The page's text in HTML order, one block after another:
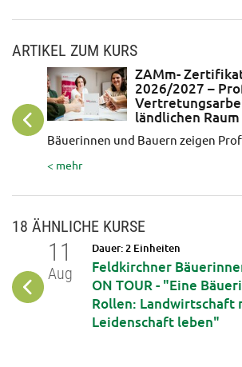
ARTIKEL ZUM KURS
ZAMm-
2026/2027 –
ländlichen Raum
Bäuerinnen und Bauern zeigen
< mehr
18 ÄHNLICHE KURSE
DIY
11
Aug
Dauer: 2 Einheiten
Feldkirchner
ON TOUR - "Eine
Rollen: Landwirtschaft
Leidenschaft leben"